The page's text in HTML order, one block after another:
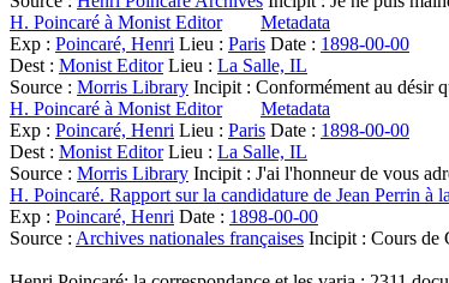
H. Poincaré à Monist Editor
Metadata
Exp : Poincaré, Henri Lieu : Paris Date : 1898-00-00
Dest : Monist EditorLieu : La Salle, IL
Source : Morris Library Incipit : Conformément au désir
H. Poincaré à Monist Editor
Metadata
Exp : Poincaré, Henri Lieu : Paris Date : 1898-00-00
Dest : Monist EditorLieu : La Salle, IL
Source : Morris Library Incipit : J'ai l'honneur de vous
H. Poincaré. Rapport sur la candidature de Jean Perrin à
Exp : Poincaré, Henri Date : 1898-00-00
Source : Archives nationales françaises Incipit : Cours de